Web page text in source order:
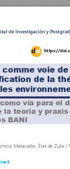
https://
comme voie de
tion de la
envir
vía para el
la teoría y praxis
BANI
, Maracaibo, État de Zulia /
de Investigación y P